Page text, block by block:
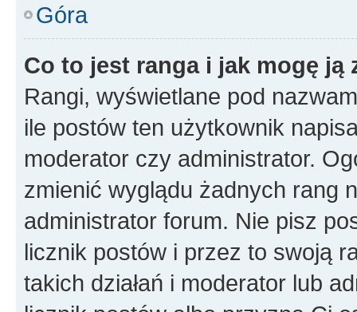
Góra
Co to jest ranga i jak mogę ją
Rangi, wyświetlane pod
ile postów ten użytkownik
moderator czy administrator.
zmienić wyglądu żadnych rang
administrator forum. Nie pisz
licznik postów i przez to swoją
takich działań i moderator lub